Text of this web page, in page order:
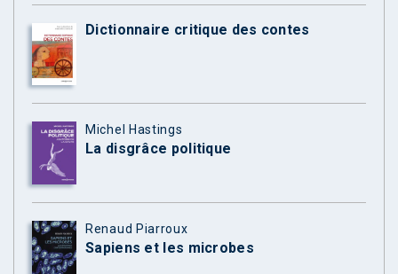
Dictionnaire critique des contes
Michel Hastings
La disgrâce politique
Renaud Piarroux
Sapiens et les microbes